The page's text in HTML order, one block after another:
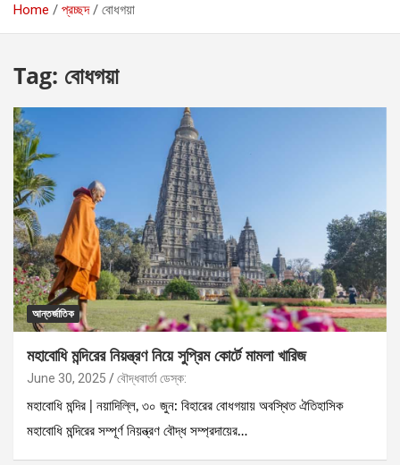
Home প্রচ্ছদ বোধগয়া
Tag: বোধগয়া
আন্তর্জাতিক
মহাবোধি মন্দিরের নিয়ন্ত্রণ নিয়ে সুপ্রিম কোর্টে মামলা খারিজ
June 30, 2025 বৌদ্ধবার্তা ডেস্ক:
মহাবোধি মন্দির | নয়াদিল্লি, ৩০ জুন: বিহারের বোধগয়ায় অবস্থিত ঐতিহাসিক
মহাবোধি মন্দিরের সম্পূর্ণ নিয়ন্ত্রণ বৌদ্ধ সম্প্রদায়ের…